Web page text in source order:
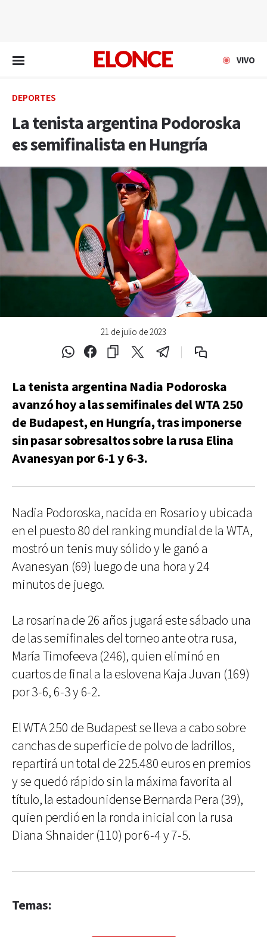
VIVO
DEPORTES
La tenista argentina Podoroska
es semifinalista en Hungría
21 de julio de 2023
La tenista argentina Nadia Podoroska
avanzó hoy a las semifinales del WTA 250
de Budapest, en Hungría, tras imponerse
sin pasar sobresaltos sobre la rusa Elina
Avanesyan por 6-1 y 6-3.
Nadia Podoroska, nacida en Rosario y ubicada
en el puesto 80 del ranking mundial de la WTA,
mostró un tenis muy sólido y le ganó a
Avanesyan (69) luego de una hora y 24
minutos de juego.
La rosarina de 26 años jugará este sábado una
de las semifinales del torneo ante otra rusa,
María Timofeeva (246), quien eliminó en
cuartos de final a la eslovena Kaja Juvan (169)
por 3-6, 6-3 y 6-2.
El WTA 250 de Budapest se lleva a cabo sobre
canchas de superficie de polvo de ladrillos,
repartirá un total de 225.480 euros en premios
y se quedó rápido sin la máxima favorita al
título, la estadounidense Bernarda Pera (39),
quien perdió en la ronda inicial con la rusa
Diana Shnaider (110) por 6-4 y 7-5.
Temas: